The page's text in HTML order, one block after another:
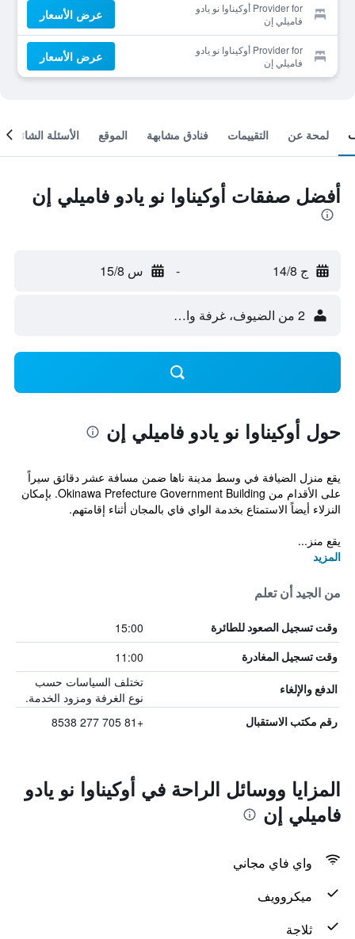
Provider for أوكيناوا نو يادو
فاميلي إن
عرض الأسعار
Provider for أوكيناوا نو يادو
فاميلي إن
عرض الأسعار
لمحة عن التقييمات فنادق مشابهة الموقع الأسئلة الشائعة
أفضل صفقات أوكيناوا نو يادو فاميلي إن
ج 14/8 - س 15/8
2 من الضيوف، غرفة واحدة
حول أوكيناوا نو يادو فاميلي إن
يقع منزل الضيافة في وسط مدينة ناها ضمن مسافة عشر دقائق سيراً
على الأقدام من Okinawa Prefecture Government Building. بإمكان
النزلاء أيضاً الاستمتاع بخدمة الواي فاي بالمجان أثناء إقامتهم.
يقع منز...
المزيد
من الجيد أن تعلم
وقت تسجيل الصعود للطائرة 15:00
وقت تسجيل المغادرة 11:00
الدفع والإلغاء
تختلف السياسات حسب
نوع الغرفة ومزود الخدمة.
رقم مكتب الاستقبال +81 705 277 8538
المزايا ووسائل الراحة في أوكيناوا نو يادو
فاميلي إن
واي فاي مجاني
ميكروويف
ثلاجة